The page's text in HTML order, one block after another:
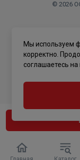
© 2026
Мы используем
корректно.
соглашаетесь